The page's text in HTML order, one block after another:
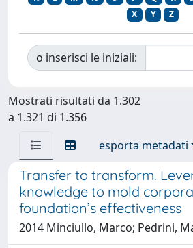
X
Y Z
o inserisci le iniziali:
Mostrati risultati da 1.302
a 1.321 di 1.356
esporta metadati
Transfer to transform.
knowledge to mold
foundation’s effectiveness
2014 Minciullo, Marco; Pedrini,